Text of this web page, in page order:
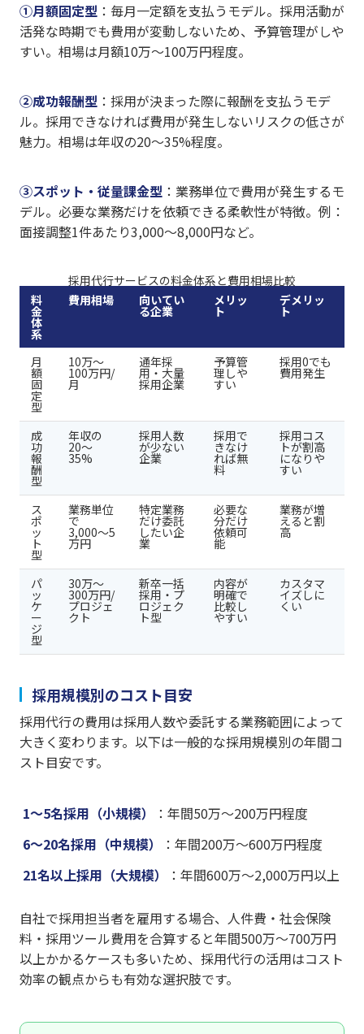
①月額固定型 ：毎月一定額を支払うモデル。採用活動が
活発な時期でも費用が変動しないため、予算管理がしや
すい。相場は月額10万〜100万円程度。
②成功報酬型 ：採用が決まった際に報酬を支払うモデ
ル。採用できなければ費用が発生しないリスクの低さが
魅力。相場は年収の20〜35%程度。
③スポット・従量課金型 ：業務単位で費用が発生するモ
デル。必要な業務だけを依頼できる柔軟性が特徴。例：
面接調整1件あたり3,000〜8,000円など。
採用代行サービスの料金体系と費用相場比較
料
金
体
系
費用相場 向いてい
る企業
メリッ
ト
デメリッ
ト
月
額
固
定
型
10万〜
100万円/
月
通年採
用・大量
採用企業
予算管
理しや
すい
採用0でも
費用発生
成
功
報
酬
型
年収の
20〜
35%
採用人数
が少ない
企業
採用で
きなけ
れば無
料
採用コス
トが割高
になりや
すい
ス
ポ
ッ
ト
型
業務単位
で
3,000〜5
万円
特定業務
だけ委託
したい企
業
必要な
分だけ
依頼可
能
業務が増
えると割
高
パ
ッ
ケ
ー
ジ
型
30万〜
300万円/
プロジェ
クト
新卒一括
採用・プ
ロジェク
ト型
内容が
明確で
比較し
やすい
カスタマ
イズしに
くい
採用規模別のコスト目安
採用代行の費用は採用人数や委託する業務範囲によって
大きく変わります。以下は一般的な採用規模別の年間コ
スト目安です。
1〜5名採用（小規模）
：年間50万〜200万円程度
6〜20名採用（中規模）
：年間200万〜600万円程度
21名以上採用（大規模）
：年間600万〜2,000万円以上
自社で採用担当者を雇用する場合、人件費・社会保険
料・採用ツール費用を合算すると年間500万〜700万円
以上かかるケースも多いため、採用代行の活用はコスト
効率の観点からも有効な選択肢です。